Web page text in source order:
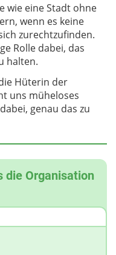
wie eine Stadt ohne
wenn es keine
zurechtzufinden.
Rolle dabei, das
halten.
Hüterin der
uns müheloses
genau das zu
die Organisation